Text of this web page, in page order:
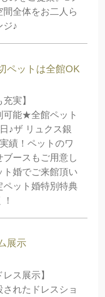
全体をお二人ら
ジ♪
ペットは全館OK
実】
可能★全館ペット
♪ザ リュクス銀
績！ペットのワ
ースもご用意し
婚でご来館頂い
ット婚特別特典
展示
ス展示】
れたドレスショ